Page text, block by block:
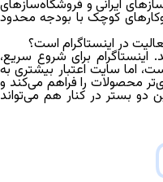
ایرانی و فروشگاه‌سازهای
کوچک با بودجه محدود
در اینستاگرام است؟
اینستاگرام برای شروع سریع،
اما سایت اعتبار بیشتری به
محصولات را فراهم می‌کند و
دو بستر در کنار هم می‌تواند